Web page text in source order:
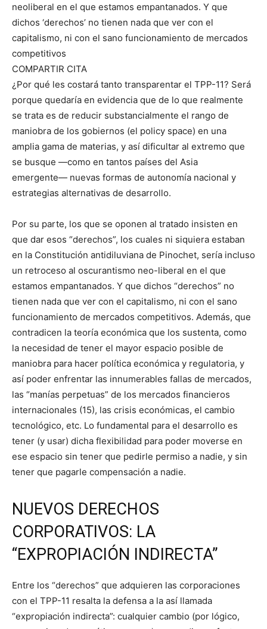
neoliberal en el que estamos empantanados. Y que
dichos ‘derechos’ no tienen nada que ver con el
capitalismo, ni con el sano funcionamiento de mercados
competitivos
COMPARTIR CITA
¿Por qué les costará tanto transparentar el TPP-11? Será
porque quedaría en evidencia que de lo que realmente
se trata es de reducir substancialmente el rango de
maniobra de los gobiernos (el policy space) en una
amplia gama de materias, y así dificultar al extremo que
se busque ―como en tantos países del Asia
emergente― nuevas formas de autonomía nacional y
estrategias alternativas de desarrollo.
Por su parte, los que se oponen al tratado insisten en
que dar esos “derechos”, los cuales ni siquiera estaban
en la Constitución antidiluviana de Pinochet, sería incluso
un retroceso al oscurantismo neo-liberal en el que
estamos empantanados. Y que dichos “derechos” no
tienen nada que ver con el capitalismo, ni con el sano
funcionamiento de mercados competitivos. Además, que
contradicen la teoría económica que los sustenta, como
la necesidad de tener el mayor espacio posible de
maniobra para hacer política económica y regulatoria, y
así poder enfrentar las innumerables fallas de mercados,
las “manías perpetuas” de los mercados financieros
internacionales (15), las crisis económicas, el cambio
tecnológico, etc. Lo fundamental para el desarrollo es
tener (y usar) dicha flexibilidad para poder moverse en
ese espacio sin tener que pedirle permiso a nadie, y sin
tener que pagarle compensación a nadie.
NUEVOS DERECHOS
CORPORATIVOS: LA
“EXPROPIACIÓN INDIRECTA”
Entre los “derechos” que adquieren las corporaciones
con el TPP-11 resalta la defensa a la así llamada
“expropiación indirecta”: cualquier cambio (por lógico,